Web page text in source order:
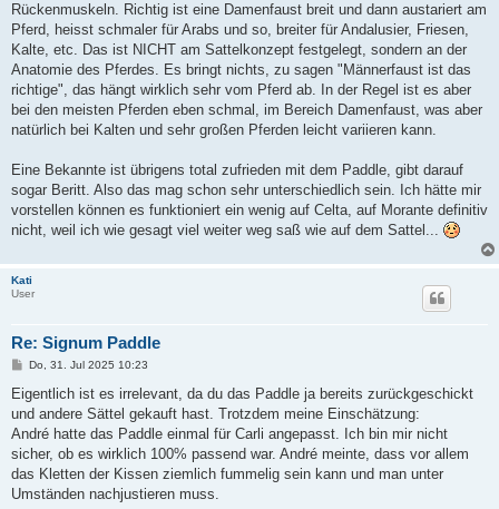
Rückenmuskeln. Richtig ist eine Damenfaust breit und dann austariert am
Pferd, heisst schmaler für Arabs und so, breiter für Andalusier, Friesen,
Kalte, etc. Das ist NICHT am Sattelkonzept festgelegt, sondern an der
Anatomie des Pferdes. Es bringt nichts, zu sagen "Männerfaust ist das
richtige", das hängt wirklich sehr vom Pferd ab. In der Regel ist es aber
bei den meisten Pferden eben schmal, im Bereich Damenfaust, was aber
natürlich bei Kalten und sehr großen Pferden leicht variieren kann.
Eine Bekannte ist übrigens total zufrieden mit dem Paddle, gibt darauf
sogar Beritt. Also das mag schon sehr unterschiedlich sein. Ich hätte mir
vorstellen können es funktioniert ein wenig auf Celta, auf Morante definitiv
nicht, weil ich wie gesagt viel weiter weg saß wie auf dem Sattel...
Kati
User
Re: Signum Paddle
B
i
t
r
a
Do, 31. Jul 2025 10:23
Eigentlich ist es irrelevant, da du das Paddle ja bereits zurückgeschickt
und andere Sättel gekauft hast. Trotzdem meine Einschätzung:
André hatte das Paddle einmal für Carli angepasst. Ich bin mir nicht
sicher, ob es wirklich 100% passend war. André meinte, dass vor allem
das Kletten der Kissen ziemlich fummelig sein kann und man unter
Umständen nachjustieren muss.